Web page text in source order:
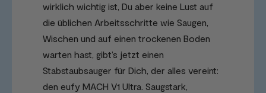
wirklich wichtig ist, Du aber keine Lust auf
die üblichen Arbeitsschritte wie Saugen,
Wischen und auf einen trockenen Boden
warten hast, gibt’s jetzt einen
Stabstaubsauger für Dich, der alles vereint:
den eufy MACH V1 Ultra. Saugstark,